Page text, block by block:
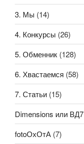
3. Мы (14)
4. Конкурсы (26)
5. Обменник (128)
6. Хвастаемся (58)
7. Статьи (15)
Dimensions или ВД7
fotoОхОтА (7)